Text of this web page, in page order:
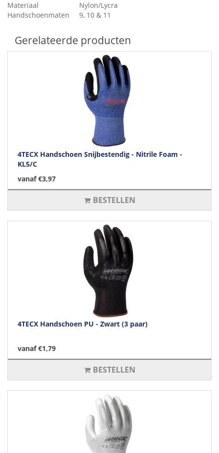
Materiaal
Nylon/Lycra
Handschoenmaten
9, 10 & 11
Gerelateerde producten
4TECX Handschoen Snijbestendig - Nitrile Foam -
KL5/C
vanaf €3,97
BESTELLEN
4TECX Handschoen PU - Zwart (3 paar)
vanaf €1,79
BESTELLEN